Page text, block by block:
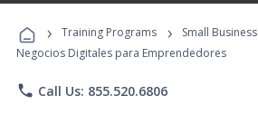
Programs
› Training Programs › Small Business
Negocios Digitales para Emprendedores
phone Call Us: 855.520.6806